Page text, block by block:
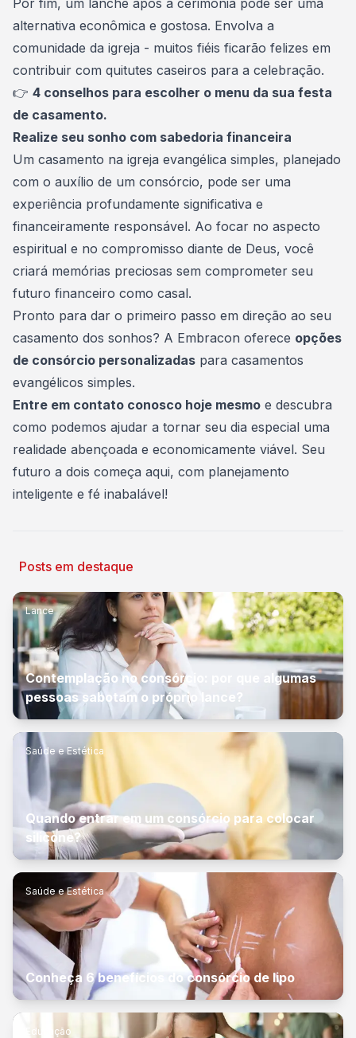
Por fim, um lanche após a cerimônia pode ser uma
alternativa econômica e gostosa. Envolva a
comunidade da igreja - muitos fiéis ficarão felizes em
contribuir com quitutes caseiros para a celebração.
👉 4 conselhos para escolher o menu da sua festa
de casamento.
Realize seu sonho com sabedoria financeira
Um casamento na igreja evangélica simples, planejado
com o auxílio de um consórcio, pode ser uma
experiência profundamente significativa e
financeiramente responsável. Ao focar no aspecto
espiritual e no compromisso diante de Deus, você
criará memórias preciosas sem comprometer seu
futuro financeiro como casal.
Pronto para dar o primeiro passo em direção ao seu
casamento dos sonhos? A Embracon oferece opções
de consórcio personalizadas para casamentos
evangélicos simples.
Entre em contato conosco hoje mesmo e descubra
como podemos ajudar a tornar seu dia especial uma
realidade abençoada e economicamente viável. Seu
futuro a dois começa aqui, com planejamento
inteligente e fé inabalável!
Posts em destaque
Lance
Contemplação no consórcio: por que algumas
pessoas sabotam o próprio lance?
Saúde e Estética
Quando entrar em um consórcio para colocar
silicone?
Saúde e Estética
Conheça 6 benefícios do consórcio de lipo
Educação